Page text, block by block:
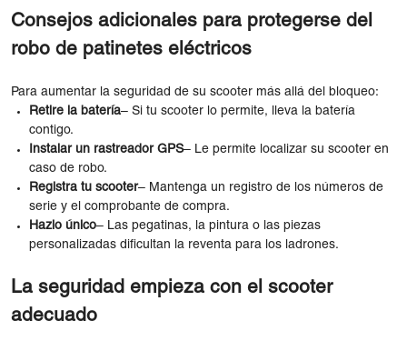
Consejos adicionales para protegerse del
robo de patinetes eléctricos
Para aumentar la seguridad de su scooter más allá del bloqueo:
Retire la batería– Si tu scooter lo permite, lleva la batería
contigo.
Instalar un rastreador GPS– Le permite localizar su scooter en
caso de robo.
Registra tu scooter– Mantenga un registro de los números de
serie y el comprobante de compra.
Hazlo único– Las pegatinas, la pintura o las piezas
personalizadas dificultan la reventa para los ladrones.
La seguridad empieza con el scooter
adecuado